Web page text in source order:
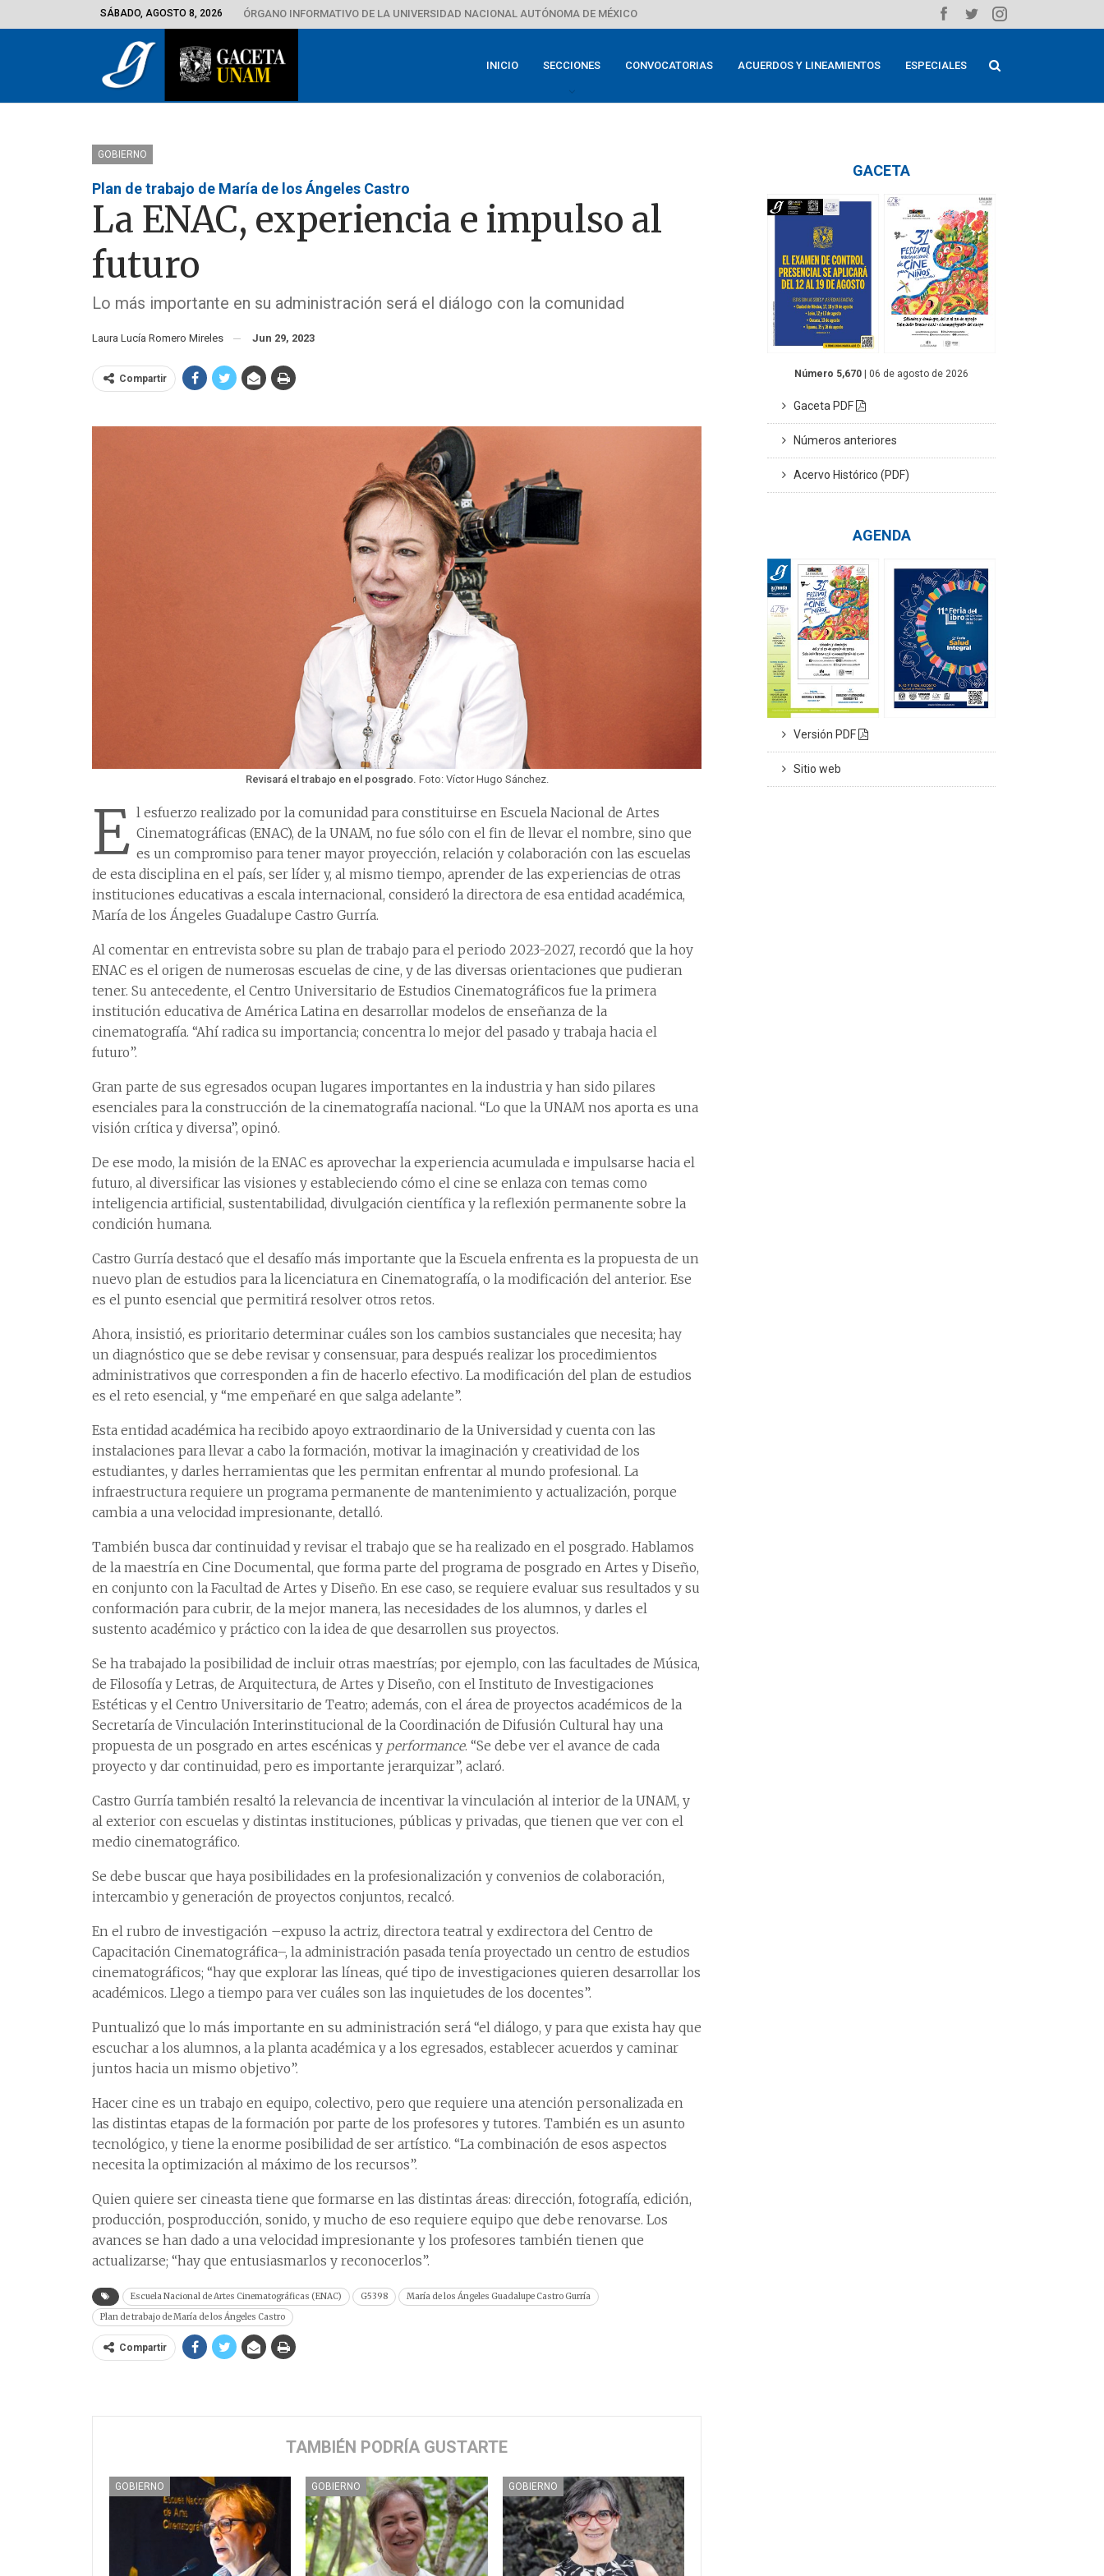
SÁBADO, AGOSTO 8, 2026 ÓRGANO INFORMATIVO DE LA UNIVERSIDAD NACIONAL AUTÓNOMA DE MÉXICO
INICIO SECCIONES CONVOCATORIAS ACUERDOS Y LINEAMIENTOS ESPECIALES
GOBIERNO
Plan de trabajo de María de los Ángeles Castro
La ENAC, experiencia e impulso al
futuro
Lo más importante en su administración será el diálogo con la comunidad
Laura Lucía Romero Mireles Jun 29, 2023
Compartir
Revisará el trabajo en el posgrado. Foto: Víctor Hugo Sánchez.
E l esfuerzo realizado por la comunidad para constituirse en Escuela Nacional de Artes
Cinematográficas (ENAC), de la UNAM, no fue sólo con el fin de llevar el nombre, sino que
es un compromiso para tener mayor proyección, relación y colaboración con las escuelas
de esta disciplina en el país, ser líder y, al mismo tiempo, aprender de las experiencias de otras
instituciones educativas a escala internacional, consideró la directora de esa entidad académica,
María de los Ángeles Guadalupe Castro Gurría.
Al comentar en entrevista sobre su plan de trabajo para el periodo 2023-2027, recordó que la hoy
ENAC es el origen de numerosas escuelas de cine, y de las diversas orientaciones que pudieran
tener. Su antecedente, el Centro Universitario de Estudios Cinematográficos fue la primera
institución educativa de América Latina en desarrollar modelos de enseñanza de la
cinematografía. “Ahí radica su importancia; concentra lo mejor del pasado y trabaja hacia el
futuro”.
Gran parte de sus egresados ocupan lugares importantes en la industria y han sido pilares
esenciales para la construcción de la cinematografía nacional. “Lo que la UNAM nos aporta es una
visión crítica y diversa”, opinó.
De ese modo, la misión de la ENAC es aprovechar la experiencia acumulada e impulsarse hacia el
futuro, al diversificar las visiones y estableciendo cómo el cine se enlaza con temas como
inteligencia artificial, sustentabilidad, divulgación científica y la reflexión permanente sobre la
condición humana.
Castro Gurría destacó que el desafío más importante que la Escuela enfrenta es la propuesta de un
nuevo plan de estudios para la licenciatura en Cinematografía, o la modificación del anterior. Ese
es el punto esencial que permitirá resolver otros retos.
Ahora, insistió, es prioritario determinar cuáles son los cambios sustanciales que necesita; hay
un diagnóstico que se debe revisar y consensuar, para después realizar los procedimientos
administrativos que corresponden a fin de hacerlo efectivo. La modificación del plan de estudios
es el reto esencial, y “me empeñaré en que salga adelante”.
Esta entidad académica ha recibido apoyo extraordinario de la Universidad y cuenta con las
instalaciones para llevar a cabo la formación, motivar la imaginación y creatividad de los
estudiantes, y darles herramientas que les permitan enfrentar al mundo profesional. La
infraestructura requiere un programa permanente de mantenimiento y actualización, porque
cambia a una velocidad impresionante, detalló.
También busca dar continuidad y revisar el trabajo que se ha realizado en el posgrado. Hablamos
de la maestría en Cine Documental, que forma parte del programa de posgrado en Artes y Diseño,
en conjunto con la Facultad de Artes y Diseño. En ese caso, se requiere evaluar sus resultados y su
conformación para cubrir, de la mejor manera, las necesidades de los alumnos, y darles el
sustento académico y práctico con la idea de que desarrollen sus proyectos.
Se ha trabajado la posibilidad de incluir otras maestrías; por ejemplo, con las facultades de Música,
de Filosofía y Letras, de Arquitectura, de Artes y Diseño, con el Instituto de Investigaciones
Estéticas y el Centro Universitario de Teatro; además, con el área de proyectos académicos de la
Secretaría de Vinculación Interinstitucional de la Coordinación de Difusión Cultural hay una
propuesta de un posgrado en artes escénicas y performance. “Se debe ver el avance de cada
proyecto y dar continuidad, pero es importante jerarquizar”, aclaró.
Castro Gurría también resaltó la relevancia de incentivar la vinculación al interior de la UNAM, y
al exterior con escuelas y distintas instituciones, públicas y privadas, que tienen que ver con el
medio cinematográfico.
Se debe buscar que haya posibilidades en la profesionalización y convenios de colaboración,
intercambio y generación de proyectos conjuntos, recalcó.
En el rubro de investigación –expuso la actriz, directora teatral y exdirectora del Centro de
Capacitación Cinematográfica–, la administración pasada tenía proyectado un centro de estudios
cinematográficos; “hay que explorar las líneas, qué tipo de investigaciones quieren desarrollar los
académicos. Llego a tiempo para ver cuáles son las inquietudes de los docentes”.
Puntualizó que lo más importante en su administración será “el diálogo, y para que exista hay que
escuchar a los alumnos, a la planta académica y a los egresados, establecer acuerdos y caminar
juntos hacia un mismo objetivo”.
Hacer cine es un trabajo en equipo, colectivo, pero que requiere una atención personalizada en
las distintas etapas de la formación por parte de los profesores y tutores. También es un asunto
tecnológico, y tiene la enorme posibilidad de ser artístico. “La combinación de esos aspectos
necesita la optimización al máximo de los recursos”.
Quien quiere ser cineasta tiene que formarse en las distintas áreas: dirección, fotografía, edición,
producción, posproducción, sonido, y mucho de eso requiere equipo que debe renovarse. Los
avances se han dado a una velocidad impresionante y los profesores también tienen que
actualizarse; “hay que entusiasmarlos y reconocerlos”.
Escuela Nacional de Artes Cinematográficas (ENAC) G5398
María de los Ángeles Guadalupe Castro Gurría
Plan de trabajo de María de los Ángeles Castro
Compartir
TAMBIÉN PODRÍA GUSTARTE
GOBIERNO GOBIERNO GOBIERNO
GACETA
Número 5,670 | 06 de agosto de 2026
Gaceta PDF
Números anteriores
Acervo Histórico (PDF)
AGENDA
Versión PDF
Sitio web